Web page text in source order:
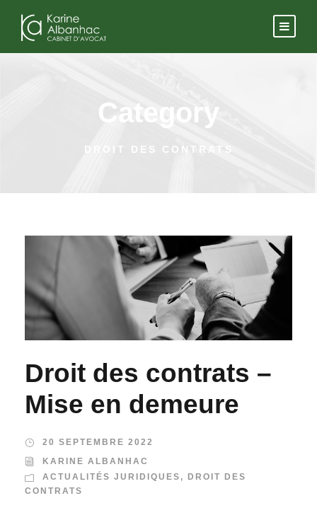
Category
DROIT DES CONTRATS
Droit des contrats –
Mise en demeure
20 SEPTEMBRE 2022
KARINE ALBANHAC
ACTUALITÉS JURIDIQUES ,
DROIT DES
CONTRATS